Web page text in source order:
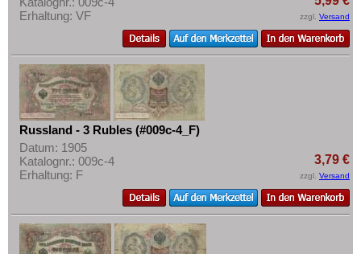
Erhaltung: VF
zzgl. Versand
Russland - 3 Rubles (#009c-4_F)
Datum: 1905
Katalognr.: 009c-4
Erhaltung: F
3,79 €
zzgl. Versand